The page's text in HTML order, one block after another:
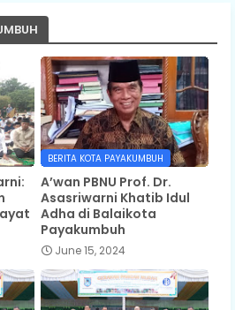
BERITA KOTA PAYAKUMBUH
A’wan PBNU Prof. Dr.
Asasriwarni Khatib Idul
Adha di Balaikota
Payakumbuh
June 15, 2024